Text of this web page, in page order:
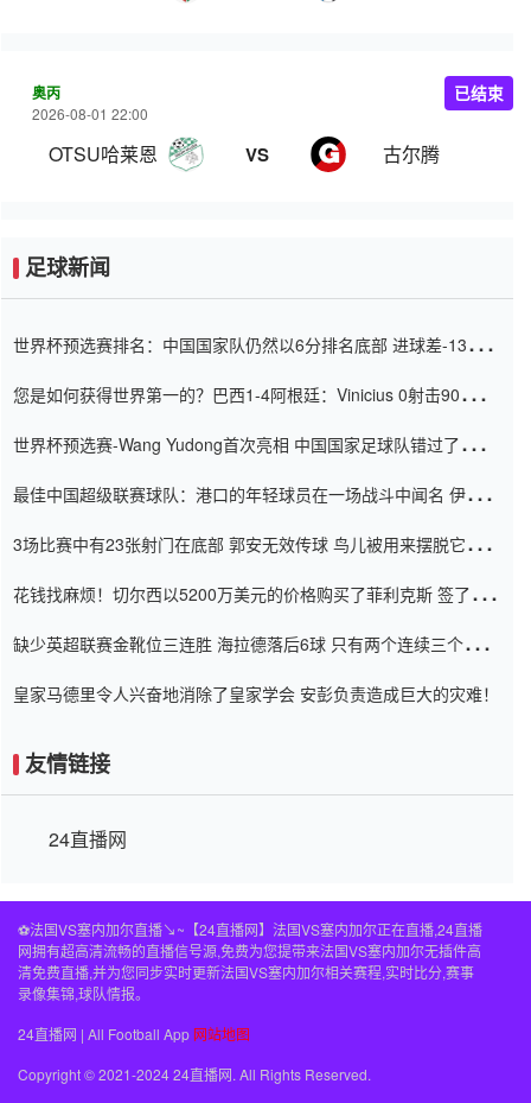
奥丙
2026-08-01 22:00
OTSU哈莱恩 VS 古尔腾
已结束
足球新闻
世界杯预选赛排名：中国国家队仍然以6分排名底部 进球差-13令人
您是如何获得世界第一的？巴西1-4阿根廷：Vinicius 0射击90分钟
世界杯预选赛-Wang Yudong首次亮相 中国国家足球队错过了世界
最佳中国超级联赛球队：港口的年轻球员在一场战斗中闻名 伊万放
3场比赛中有23张射门在底部 郭安无效传球 鸟儿被用来摆脱它
花钱找麻烦！切尔西以5200万美元的价格购买了菲利克斯 签了7年
缺少英超联赛金靴位三连胜 海拉德落后6球 只有两个连续三个连续
皇家马德里令人兴奋地消除了皇家学会 安彭负责造成巨大的灾难！
友情链接
24直播网
⚽️法国VS塞内加尔直播↘~【24直播网】法国VS塞内加尔正在直播,24直播
网拥有超高清流畅的直播信号源,免费为您提带来法国VS塞内加尔无插件高
清免费直播,并为您同步实时更新法国VS塞内加尔相关赛程,实时比分,赛事
录像集锦,球队情报。
24直播网 | All Football App 网站地图
Copyright © 2021-2024 24直播网. All Rights Reserved.